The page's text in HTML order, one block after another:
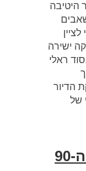
היטיבה
ישירה
ראלי
הדיור
של